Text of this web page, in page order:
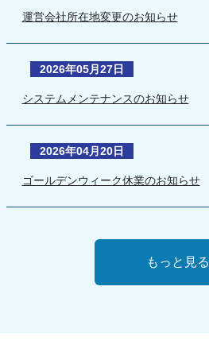
運営会社所在地変更のお知らせ
2026年05月27日
システムメンテナンスのお知らせ
2026年04月20日
ゴールデンウィーク休業のお知らせ
もっと見る